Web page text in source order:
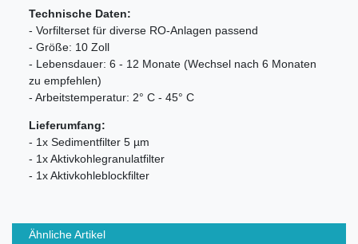
Technische Daten:
- Vorfilterset für diverse RO-Anlagen passend
- Größe: 10 Zoll
- Lebensdauer: 6 - 12 Monate (Wechsel nach 6 Monaten
zu empfehlen)
- Arbeitstemperatur: 2° C - 45° C
Lieferumfang:
- 1x Sedimentfilter 5 µm
- 1x Aktivkohlegranulatfilter
- 1x Aktivkohleblockfilter
Ähnliche Artikel